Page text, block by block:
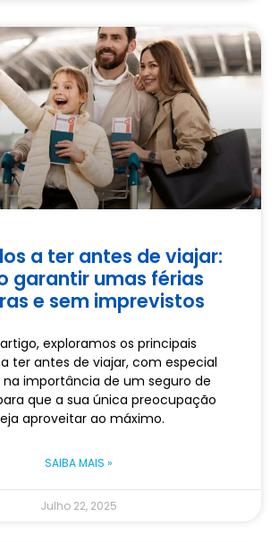
a ter antes de viajar:
garantir umas férias
e sem imprevistos
exploramos os principais
ter antes de viajar, com especial
importância de um seguro de
que a sua única preocupação
aproveitar ao máximo.
SAIBA MAIS »
Julho 22, 2025